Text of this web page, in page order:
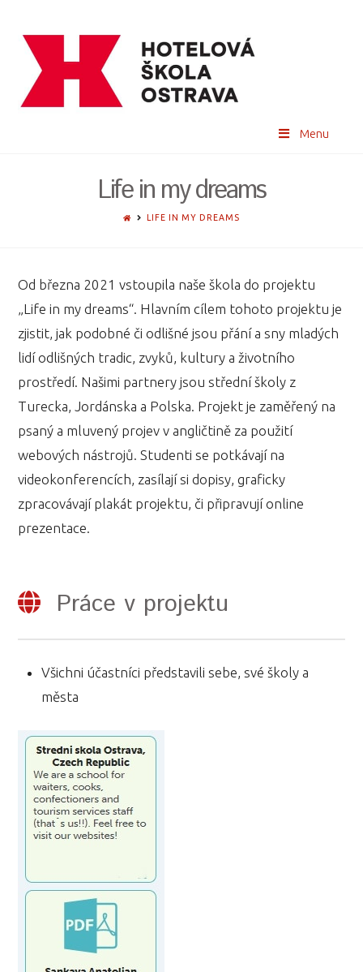
Menu
Life in my dreams
HOMELIFE IN MY DREAMS
Od března 2021 vstoupila naše škola do projektu
„Life in my dreams“. Hlavním cílem tohoto projektu je
zjistit, jak podobné či odlišné jsou přání a sny mladých
lidí odlišných tradic, zvyků, kultury a životního
prostředí. Našimi partnery jsou střední školy z
Turecka, Jordánska a Polska. Projekt je zaměřený na
psaný a mluvený projev v angličtině za použití
webových nástrojů. Studenti se potkávají na
videokonferencích, zasílají si dopisy, graficky
zpracovávají plakát projektu, či připravují online
prezentace.
Práce v projektu
Všichni účastníci představili sebe, své školy a
města